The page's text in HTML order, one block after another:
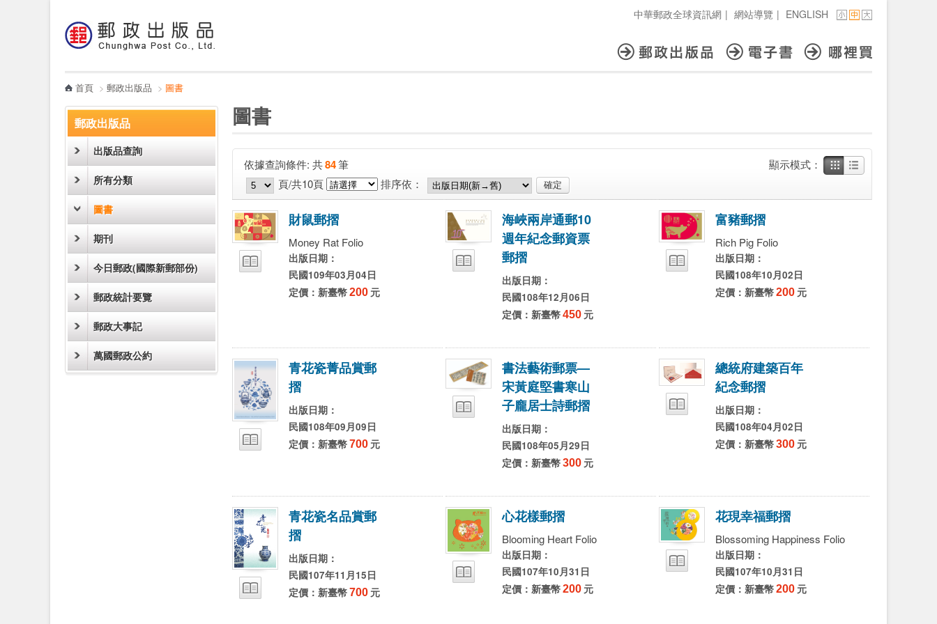
中華郵政全球資訊網 | 網站導覽 | ENGLISH
哪裡買
首頁 > 郵政出版品 > 圖書
郵政出版品
出版品查詢
所有分類
圖書
期刊
今日郵政(國際新郵部份)
郵政統計要覽
郵政大事記
萬國郵政公約
圖書
依據查詢條件: 共84筆
頁/共10頁
排序依：
顯示模式：
圖片模式列表模式
財鼠郵摺
Money Rat Folio
出版日期：
民國109年03月04日
定價：新臺幣200 元
海峽兩岸通郵10
週年紀念郵資票
郵摺
出版日期：
民國108年12月06日
定價：新臺幣450 元
富豬郵摺
Rich Pig Folio
出版日期：
民國108年10月02日
定價：新臺幣200 元
青花瓷菁品賞郵
摺
出版日期：
民國108年09月09日
定價：新臺幣700 元
書法藝術郵票—
宋黃庭堅書寒山
子龐居士詩郵摺
出版日期：
民國108年05月29日
定價：新臺幣300 元
總統府建築百年
紀念郵摺
出版日期：
民國108年04月02日
定價：新臺幣300 元
青花瓷名品賞郵
摺
出版日期：
民國107年11月15日
定價：新臺幣700 元
心花樣郵摺
Blooming Heart Folio
出版日期：
民國107年10月31日
定價：新臺幣200 元
花現幸福郵摺
Blossoming Happiness Folio
出版日期：
民國107年10月31日
定價：新臺幣200 元